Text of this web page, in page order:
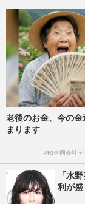
老後のお金、今の金
まります
PR(合同会社
「水
利が